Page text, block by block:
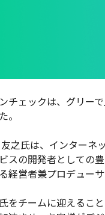
チェックは、グリー
。
之氏は、インターネ
スの開発者としての
経営者兼プロデュー
をチームに迎えるこ